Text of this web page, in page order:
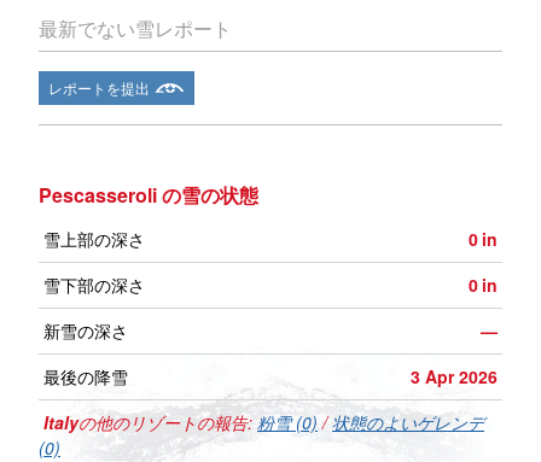
最新でない雪レポート
レポートを提出
Pescasseroli の雪の状態
雪上部の深さ 0 in
雪下部の深さ
0 in
新雪の深さ
—
最後の降雪
3 Apr 2026
Italyの他のリゾートの報告: 粉雪 (0) /状態のよいゲレンデ
(0)